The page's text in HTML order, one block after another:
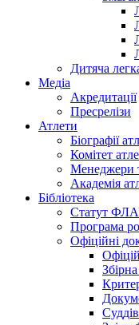
Дитяча
Медіа
Акредитації
Пресрелізи
Атлети
Біографії
Комітет
Менеджери
Академія
Бібліотека
Статут
Програма
Офіційні